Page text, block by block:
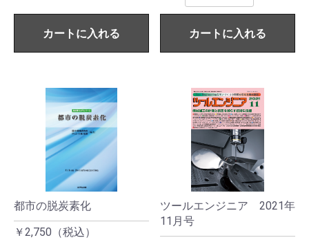
カートに入れる カートに入れる
都市の脱炭素化
￥2,750（税込）
ツールエンジニア 2021年
11月号